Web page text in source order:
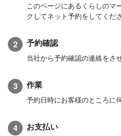
このページにあるくらしのマ
クしてネット予約をしてくださ
2 予約確認
当社から予約確認の連絡をさ
3 作業
予約日時にお客様のところに
4 お支払い